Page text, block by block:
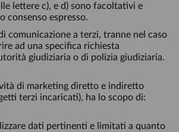
lettere c), e d) sono facoltativi e
consenso espresso.
comunicazione a terzi, tranne nel caso
ad una specifica richiesta
giudiziaria o di polizia giudiziaria.
di marketing diretto e indiretto
terzi incaricati), ha lo scopo di:
dati pertinenti e limitati a quanto